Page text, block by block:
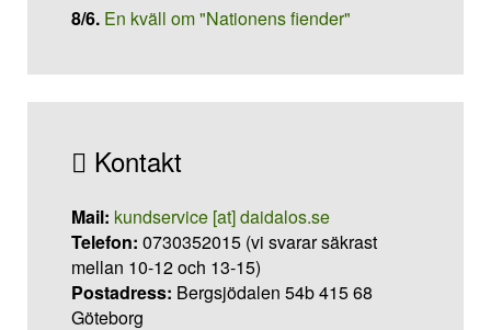
8/6. En kväll om "Nationens fiender"
Kontakt
Mail: kundservice [at] daidalos.se
Telefon: 0730352015 (vi svarar säkrast
mellan 10-12 och 13-15)
Postadress: Bergsjödalen 54b 415 68
Göteborg